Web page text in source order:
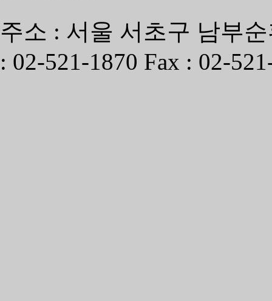
주소 : 서울 서초구 남부
: 02-521-1870 Fax : 02-